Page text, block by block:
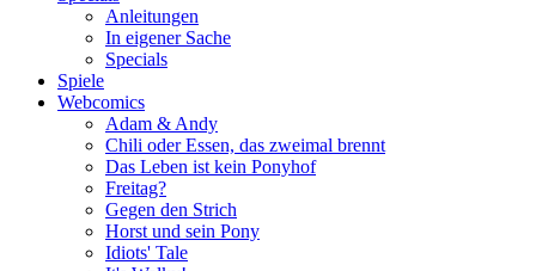
Anleitungen
In eigener Sache
Specials
Spiele
Webcomics
Adam & Andy
Chili oder Essen, das zweimal brennt
Das Leben ist kein Ponyhof
Freitag?
Gegen den Strich
Horst und sein Pony
Idiots' Tale